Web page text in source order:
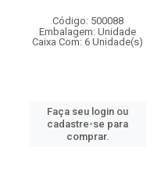
Código: 500088
Embalagem: Unidade
Caixa Com: 6 Unidade(s)
Faça seu login ou
cadastre-se para
comprar.